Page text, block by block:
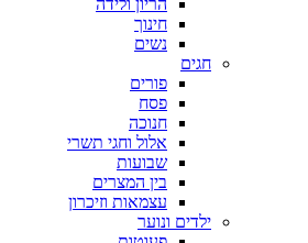
הריון ולידה
חינוך
נשים
חגים
פורים
פסח
חנוכה
אלול וחגי תשרי
שבועות
בין המצרים
עצמאות וזיכרון
ילדים ונוער